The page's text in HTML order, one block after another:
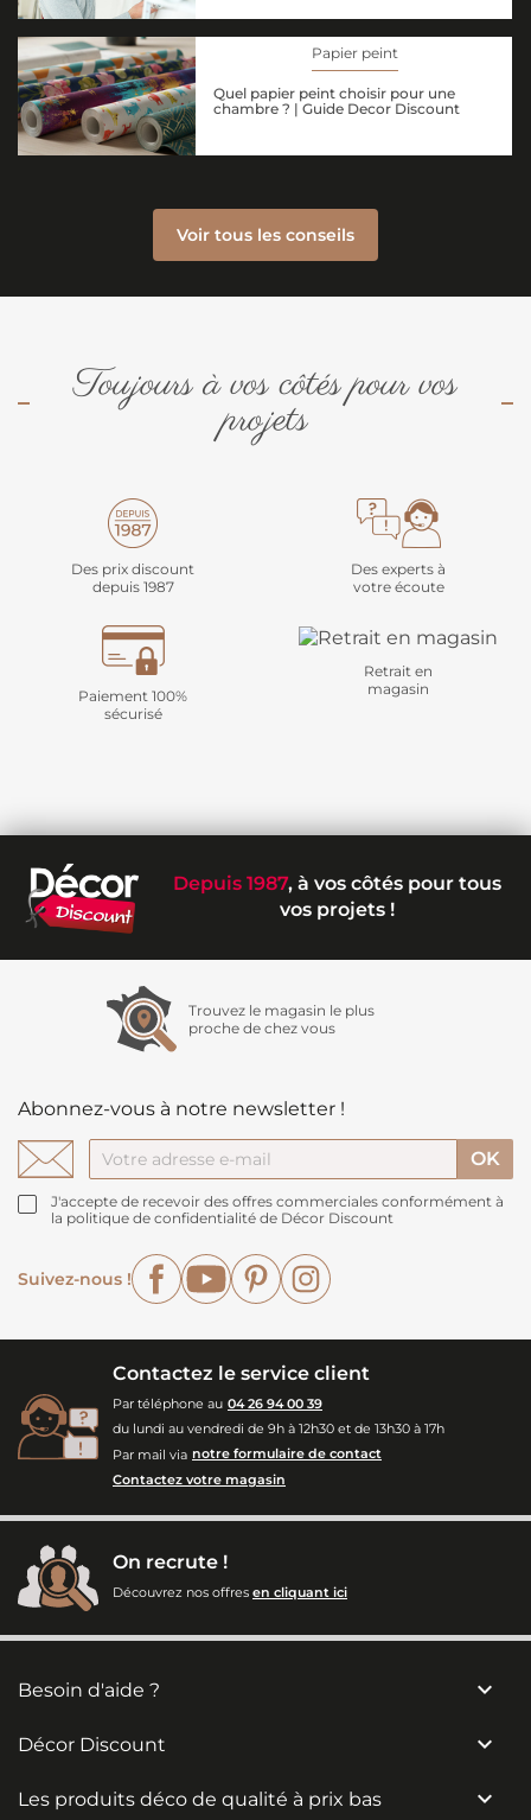
Papier peint
Quel papier peint choisir pour une
chambre ? | Guide Decor Discount
Voir tous les conseils
Toujours à vos côtés pour vos
projets
Des prix discount
depuis 1987
Des experts à
votre écoute
Paiement 100%
sécurisé
Retrait en
magasin
Depuis 1987, à vos côtés pour tous
vos projets !
Trouvez le magasin le plus
proche de chez vous
Abonnez-vous à notre newsletter !
J'accepte de recevoir des offres commerciales conformément à
la politique de confidentialité de Décor Discount
Suivez-nous !
FacebookYouTubePinterest
Contactez le service client
Par téléphone au 04 26 94 00 39
du lundi au vendredi de 9h à 12h30 et de 13h30 à 17h
Par mail via notre formulaire de contact
Contactez votre magasin
On recrute !
Découvrez nos offres en cliquant ici
Besoin d'aide ? 
Décor Discount 
Les produits déco de qualité à prix bas 